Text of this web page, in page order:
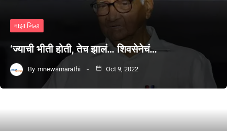
माझा जिल्हा
‘ज्याची भीती होती, तेच झालं… शिवसेनेचं…
By mnewsmarathi Oct 9, 2022